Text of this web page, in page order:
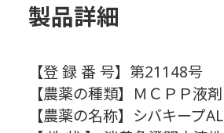
製品詳細
【登 録 番 号】第21148号
【農薬の種類】ＭＣＰＰ液剤
【農薬の名称】シバキープAL